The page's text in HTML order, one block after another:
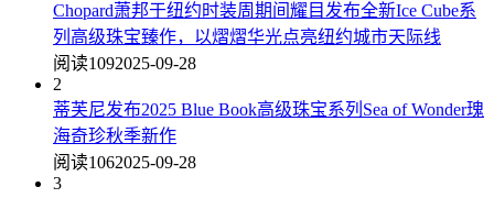
Chopard萧邦于纽约时装周期间耀目发布全新Ice Cube系
列高级珠宝臻作，以熠熠华光点亮纽约城市天际线
阅读1092025-09-28
2
蒂芙尼发布2025 Blue Book高级珠宝系列Sea of Wonder瑰
海奇珍秋季新作
阅读1062025-09-28
3